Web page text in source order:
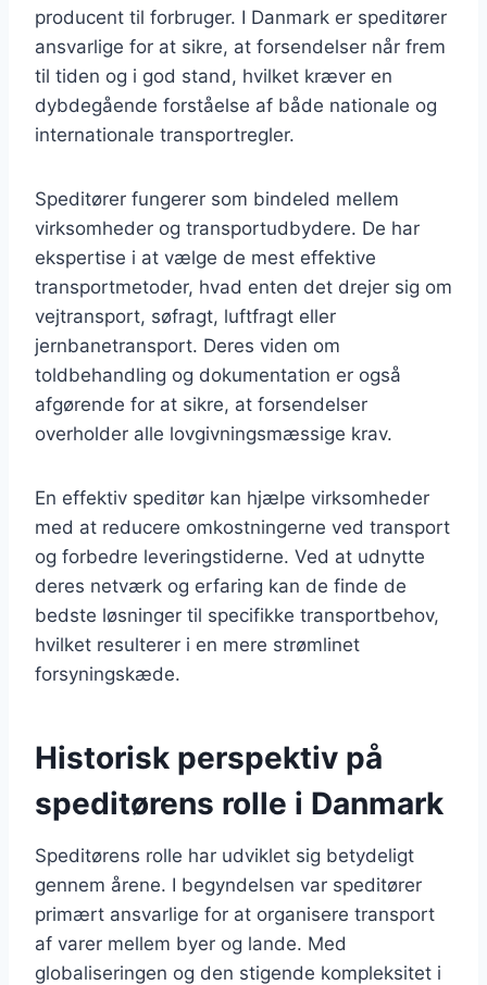
producent til forbruger. I Danmark er speditører
ansvarlige for at sikre, at forsendelser når frem
til tiden og i god stand, hvilket kræver en
dybdegående forståelse af både nationale og
internationale transportregler.
Speditører fungerer som bindeled mellem
virksomheder og transportudbydere. De har
ekspertise i at vælge de mest effektive
transportmetoder, hvad enten det drejer sig om
vejtransport, søfragt, luftfragt eller
jernbanetransport. Deres viden om
toldbehandling og dokumentation er også
afgørende for at sikre, at forsendelser
overholder alle lovgivningsmæssige krav.
En effektiv speditør kan hjælpe virksomheder
med at reducere omkostningerne ved transport
og forbedre leveringstiderne. Ved at udnytte
deres netværk og erfaring kan de finde de
bedste løsninger til specifikke transportbehov,
hvilket resulterer i en mere strømlinet
forsyningskæde.
Historisk perspektiv på
speditørens rolle i Danmark
Speditørens rolle har udviklet sig betydeligt
gennem årene. I begyndelsen var speditører
primært ansvarlige for at organisere transport
af varer mellem byer og lande. Med
globaliseringen og den stigende kompleksitet i